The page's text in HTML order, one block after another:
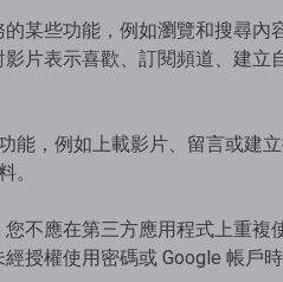
某些功能，例如瀏覽和搜尋內
片表示喜歡、訂閱頻道、建立
能，例如上載影片、留言或建
。
不應在第三方應用程式上重複
經授權使用密碼或 Google 帳戶時